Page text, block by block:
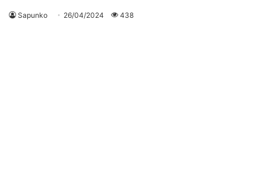
Sapunko 26/04/2024 438